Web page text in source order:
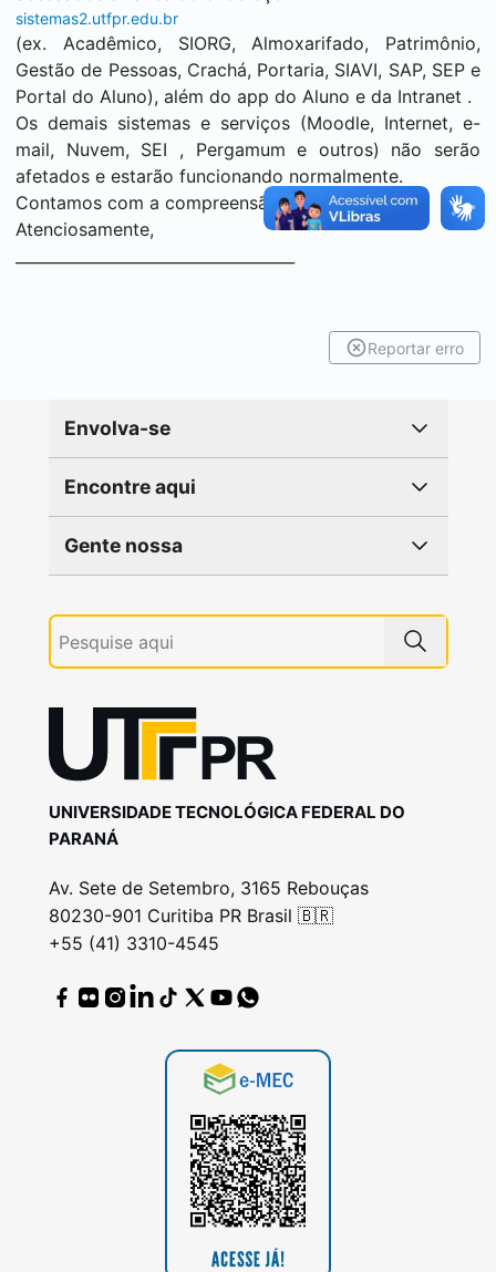
sistemas2.utfpr.edu.br
(ex. Acadêmico, SIORG, Almoxarifado, Patrimônio,
Gestão de Pessoas, Crachá, Portaria, SIAVI, SAP, SEP e
Portal do Aluno), além do app do Aluno e da Intranet .
Os demais sistemas e serviços (Moodle, Internet, e-
mail, Nuvem, SEI
, Pergamum e outros) não serão
afetados e estarão funcionando normalmente.
Contamos com a compreensão de todos.
Atenciosamente,
Reportar erro
Envolva-se
Encontre aqui
Gente nossa
UNIVERSIDADE TECNOLÓGICA FEDERAL DO
PARANÁ
Av. Sete de Setembro, 3165 Rebouças
80230-901 Curitiba PR Brasil 🇧🇷
+55 (41) 3310-4545